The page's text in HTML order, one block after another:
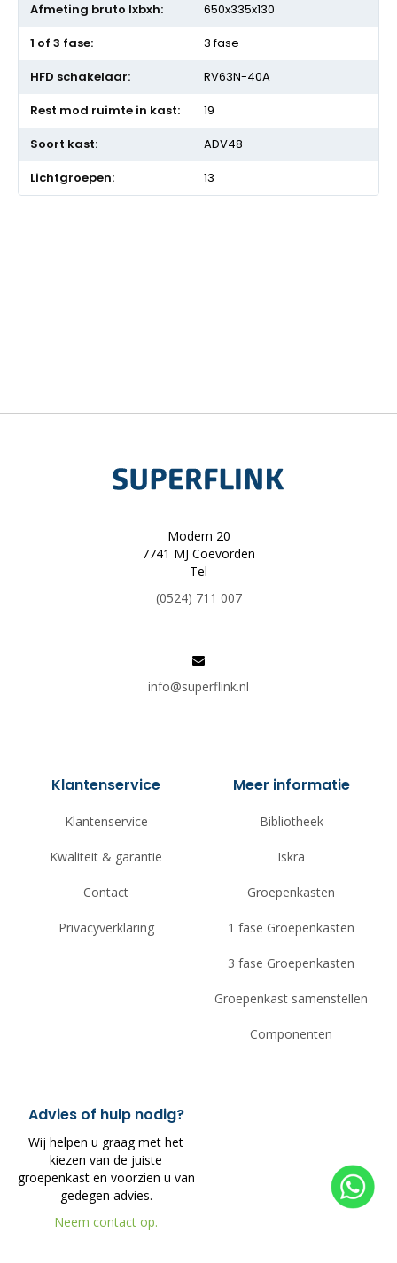
650x335x130
3 fase
RV63N-40A
19
ADV48
13
Modem 20
7741 MJ Coevorden
Tel
(0524) 711 007
info@superflink.nl
Klantenservice
Klantenservice
Kwaliteit & garantie
Contact
Privacyverklaring
Meer informatie
Bibliotheek
Iskra
Groepenkasten
1 fase Groepenkasten
3 fase Groepenkasten
Groepenkast samenstellen
Componenten
Advies of hulp nodig?
Wij helpen u graag met het
kiezen van de juiste
groepenkast en voorzien u van
gedegen advies.
Neem contact op.